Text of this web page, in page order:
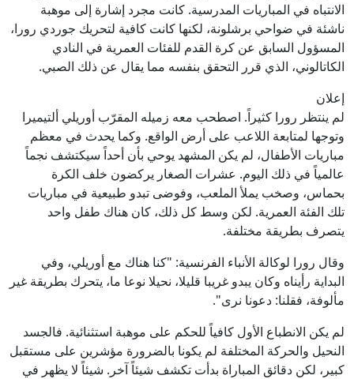
الانتباه في المباريات المدرسية. كانت مجرد إشارة إلى موهبة
ناشئة في ضواحي برشلونة، لكنها كانت كافية لتحريك جوردي رورا،
المسؤول السابق عن كرة القدم للفئات العمرية في النادي
الكاتالوني، الذي قرر التحقق بنفسه مما يقال عن ذلك الصبي.
إعلان
لم ينتظر رورا كثيراً. اصطحب معه زميله المقرّب أوريلي ألتيميرا
وتوجها لمتابعة اللاعب على أرض الواقع. وكما يحدث في معظم
مباريات الأطفال، لم يكن المشهد يوحي بأن أحداً سيكتشف نجماً
عالمياً في ذلك اليوم. عشرات الصغار يركضون خلف الكرة
بحماس، وصخب يملأ الملعب، وفوضى تبدو طبيعية في مباريات
تلك الفئة العمرية. لكن وسط كل ذلك، كان هناك طفل واحد
يتصرف بطريقة مختلفة.
وقال رورا لوكالة الأنباء الفرنسية: "كنا هناك مع أوريلي، وفي
البداية رأيناه وكان يبدو غريبا قليلا، نحيلا نوعا ما، يتحرك بطريقة غير
مألوفة، فقلنا: دعونا نرى".
لم يكن الانطباع الأول كافياً للحكم على موهبة استثنائية. فالجسد
النحيل والحركة المختلفة لم يكونا بالضرورة مؤشرين على مستقبل
كبير، لكن دقائق المباراة بدأت تكشف شيئاً آخر. شيئاً لا يظهر في